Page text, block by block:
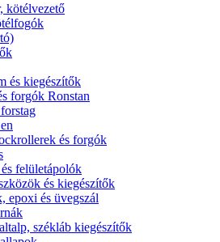
kötélvezető
és kiegészítők
forgók Ronstan
és forgók
felületápolók
és kiegészítők
epoxi és üvegszál
székláb kiegészítők